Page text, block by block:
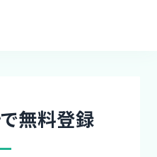
無料登録